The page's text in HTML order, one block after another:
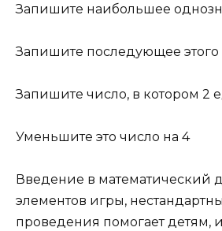
Запишите наибольшее
Запишите последующее этого
Запишите число, в котором 2
Уменьшите это число на 4
Введение в математический
элементов игры,
проведения помогает детям,